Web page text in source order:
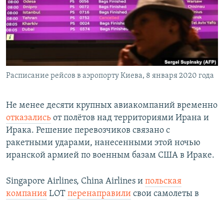
ПОДПИШИТЕСЬ НА РАССЫЛКУ
СОЦИАЛЬНЫЕ СЕТИ
Все сайты РСЕ/РС
Расписание рейсов в аэропорту Киева, 8 января 2020 года
Не менее десяти крупных авиакомпаний временно
отказались от полётов над территориями Ирана и
Ирака. Решение перевозчиков связано с
ракетными ударами, нанесенными этой ночью
иранской армией по военным базам США в Ираке.
Singapore Airlines, China Airlines и польская
компания LOT перенаправили свои самолеты в